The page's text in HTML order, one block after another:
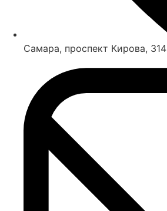
Самара, проспект Кирова, 314